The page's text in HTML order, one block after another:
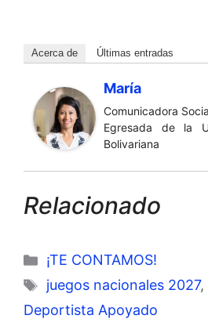
Acerca de Últimas entradas
María
Comunicadora
Egresada de la
Bolivariana
Relacionado
Categorías
¡TE CONTAMOS!
Etiquetas
juegos nacionales 2027,
Deportista Apoyado